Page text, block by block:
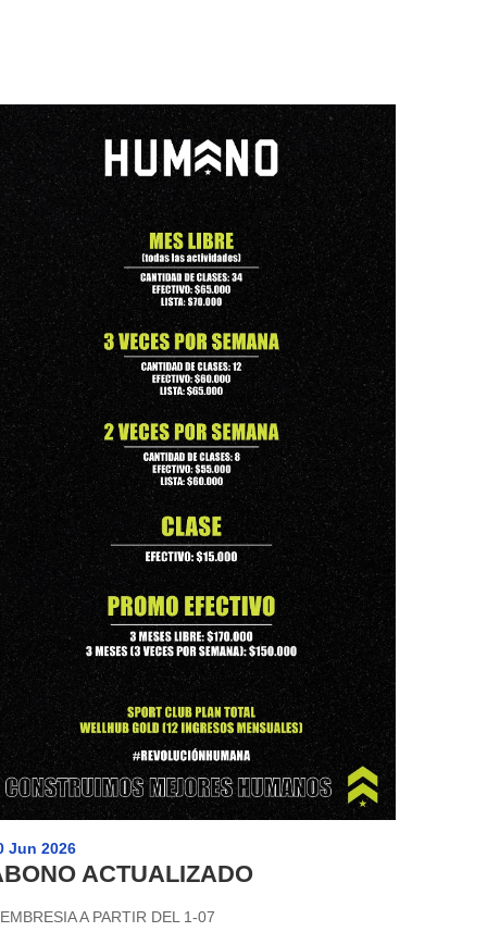
Jun 2026
ACTUALIZADO
A PARTIR DEL 1-07